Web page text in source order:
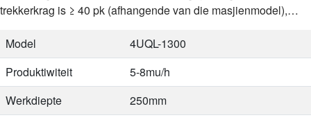
trekkerkrag is ≥ 40 pk (afhangende van die masjienmodel),
Model
4UQL-1300
Produktiwiteit
5-8mu/h
Werkdiepte
250mm